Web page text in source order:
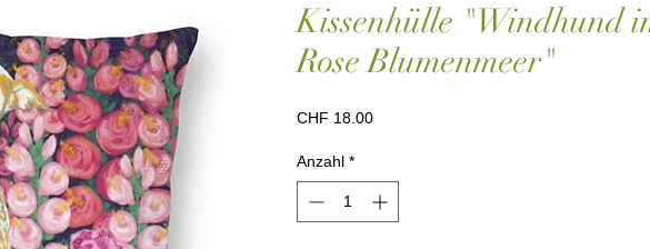
Kissenhülle "Windhund
Rose Blumenmeer"
CHF 18.00Preis
Anzahl *